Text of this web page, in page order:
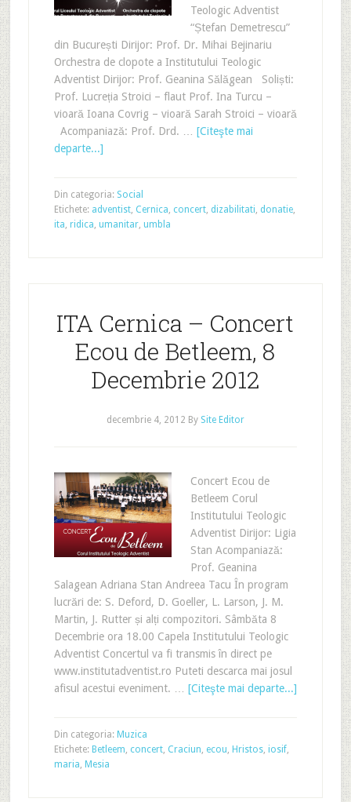
Teologic Adventist
“Ștefan Demetrescu”
din București Dirijor: Prof. Dr. Mihai Bejinariu
Orchestra de clopote a Institutului Teologic
Adventist Dirijor: Prof. Geanina Sălăgean Soliști:
Prof. Lucreția Stroici – flaut Prof. Ina Turcu –
vioară Ioana Covrig – vioară Sarah Stroici – vioară
Acompaniază: Prof. Drd. … [Citeşte mai
departe...]
Din categoria: Social
Etichete: adventist, Cernica, concert, dizabilitati, donatie,
ita, ridica, umanitar, umbla
ITA Cernica – Concert
Ecou de Betleem, 8
Decembrie 2012
decembrie 4, 2012 By Site Editor
Concert Ecou de
Betleem Corul
Institutului Teologic
Adventist Dirijor: Ligia
Stan Acompaniază:
Prof. Geanina
Salagean Adriana Stan Andreea Tacu În program
lucrări de: S. Deford, D. Goeller, L. Larson, J. M.
Martin, J. Rutter și alți compozitori. Sâmbăta 8
Decembrie ora 18.00 Capela Institutului Teologic
Adventist Concertul va fi transmis în direct pe
www.institutadventist.ro Puteti descarca mai josul
afisul acestui eveniment. … [Citeşte mai departe...]
Din categoria: Muzica
Etichete: Betleem, concert, Craciun, ecou, Hristos, iosif,
maria, Mesia